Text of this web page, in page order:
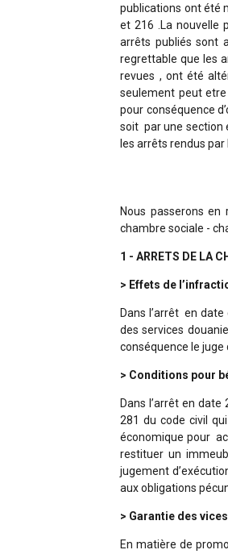
publications ont été
et 216 .La nouvelle
arrêts publiés sont
regrettable que les
revues , ont été
seulement peut
pour conséquence
soit par une section
les arrêts rendus
Nous passerons
chambre sociale -
1 - ARRETS DE LA
> Effets de
Dans l’arrêt en
des services
conséquence le
> Conditions pour
Dans l’arrêt en
281 du code civil
économique pour
restituer un
jugement
aux obligations
> Garantie des
En matière de